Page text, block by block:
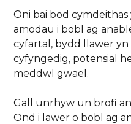
Oni bai bod
amodau i bobl ag
cyfartal, bydd llawer
cyfyngedig, potensial
meddwl gwael.
Gall unrhyw un brofi
Ond i lawer o bobl ag